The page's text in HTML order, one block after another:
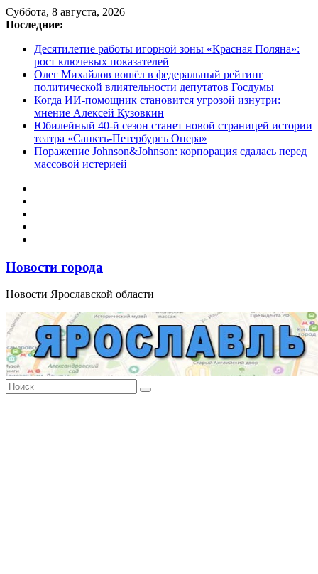
Перейти
к
Суббота, 8 августа, 2026
Последние:
Десятилетие работы игорной зоны «Красная Поляна»:
рост ключевых показателей
Олег Михайлов вошёл в федеральный рейтинг
политической влиятельности депутатов Госдумы
Когда ИИ-помощник становится угрозой изнутри:
мнение Алексей Кузовкин
Юбилейный 40-й сезон станет новой страницей истории
театра «Санктъ-Петербургъ Опера»
Поражение Johnson&Johnson: корпорация сдалась перед
массовой истерией
Новости города
Новости Ярославской области